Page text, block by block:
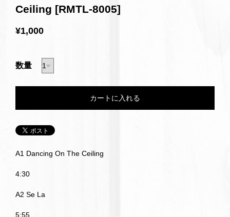
Ceiling [RMTL-8005]
¥1,000
数量
A1 Dancing On The Ceiling
4:30
A2 Se La
5:55